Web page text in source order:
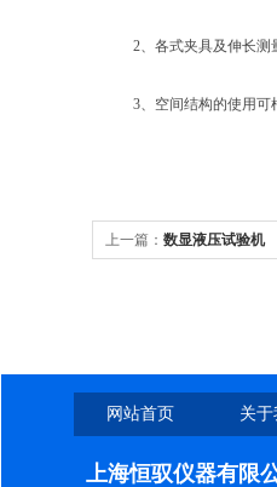
2、各式夹具及伸长测
3、空间结构的使用可
上一篇： 数显液压试验机
网站首页 关
上海恒驭仪器有限